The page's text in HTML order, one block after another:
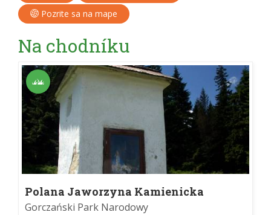
Pozrite sa na mape
Na chodníku
Polana Jaworzyna Kamienicka
Gorczański Park Narodowy